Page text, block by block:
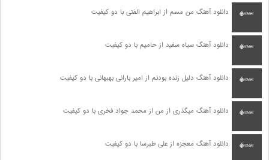
دانلود آهنگ من مسم از ابراهیم الفتی با دو کیفیت
دانلود آهنگ سیاه سفید از حامیم با دو کیفیت
دانلود آهنگ دلیل زنده بودنم از امیر بارانی بهبهانی با دو کیفیت
دانلود آهنگ میگذری از من از محمد جواد فخری با دو کیفیت
دانلود آهنگ معجزه از علی طبرسا با دو کیفیت